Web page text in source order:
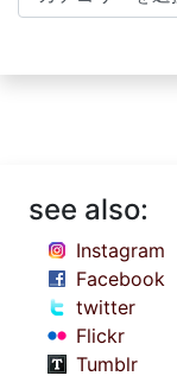
see also:
Instagram
Facebook
twitter
Flickr
Tumblr